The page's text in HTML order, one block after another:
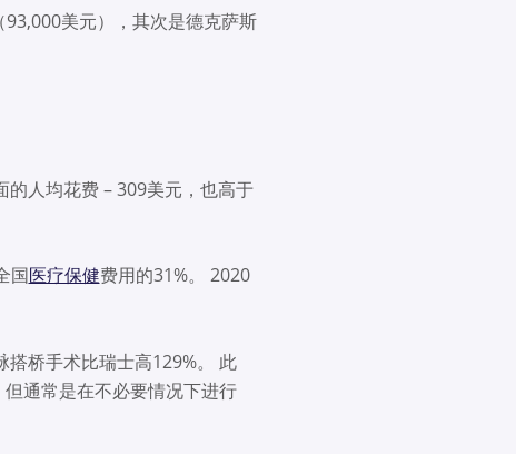
美元），其次是德克萨斯
人均花费 – 309美元，也高于
国医疗保健费用的31%。 2020
桥手术比瑞士高129%。 此
通常是在不必要情况下进行